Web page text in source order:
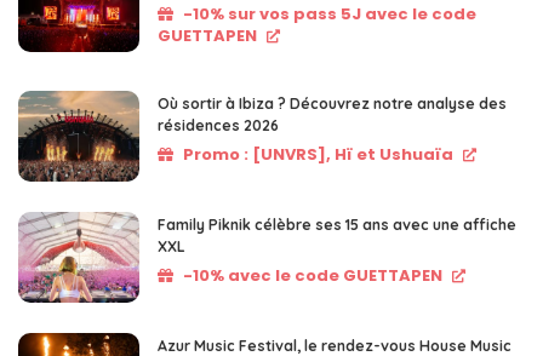
-10% sur vos pass 5J avec le code
GUETTAPEN
Où sortir à Ibiza ? Découvrez notre analyse des
résidences 2026
Promo : [UNVRS], Hï et Ushuaïa
Family Piknik célèbre ses 15 ans avec une affiche
XXL
-10% avec le code GUETTAPEN
Azur Music Festival, le rendez-vous House Music